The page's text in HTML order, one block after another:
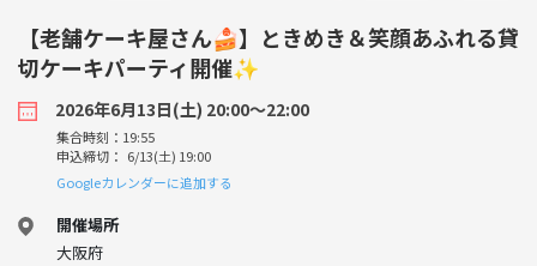
【老舗ケーキ屋さん🍰】ときめき＆笑顔あふれる貸
切ケーキパーティ開催✨
2026年6月13日(土) 20:00〜22:00
集合時刻：19:55
申込締切： 6/13(土) 19:00
Googleカレンダーに追加する
開催場所
大阪府